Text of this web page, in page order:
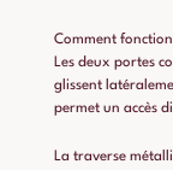
Comment
Les deux portes
glissent
permet un accès
La traverse